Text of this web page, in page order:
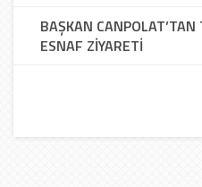
BAŞKAN
ESNAF ZİYARETİ